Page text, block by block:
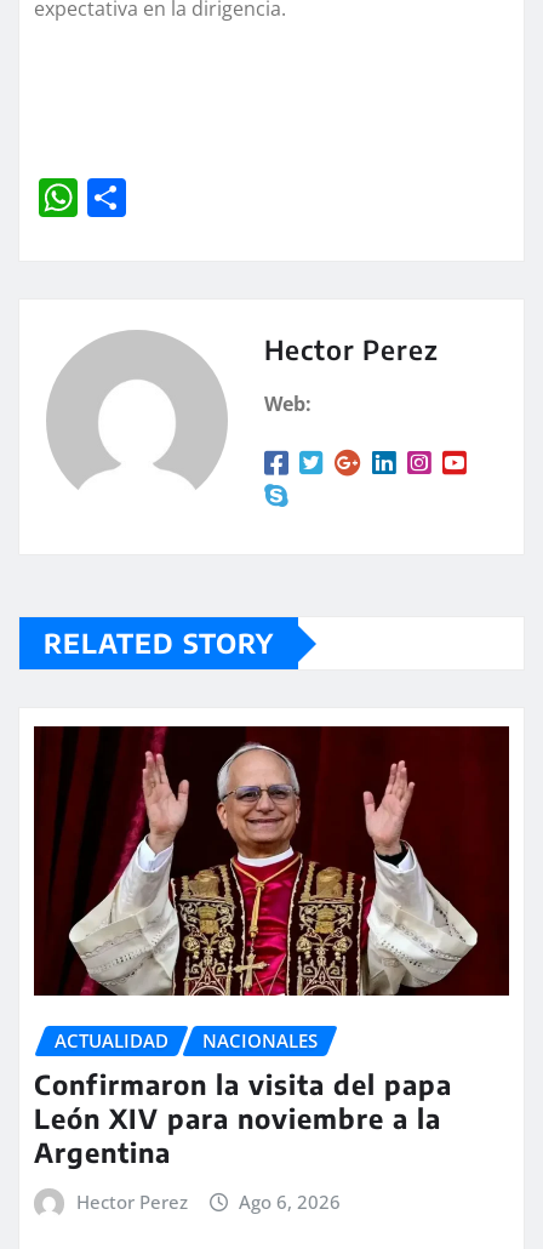
expectativa en la dirigencia.
W
A
p
rt
Hector Perez
Web:
RELATED STORY
ACTUALIDAD NACIONALES
Confirmaron la visita del papa
León XIV para noviembre a la
Argentina
Hector Perez Ago 6, 2026